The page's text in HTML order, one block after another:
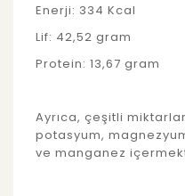
Enerji: 334 Kcal
Lif: 42,52 gram
Protein: 13,67 gram
Ayrıca, çeşitli
potasyum,
ve manganez